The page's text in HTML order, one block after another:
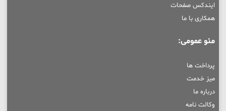
ایندکس صفحات
همکاری با ما
منو عمومی:
پرداخت ها
میز خدمت
درباره ما
وکالت نامه